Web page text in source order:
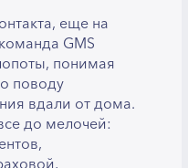
еще на
GMS
понимая
поводу
вдали от дома.
до мелочей: